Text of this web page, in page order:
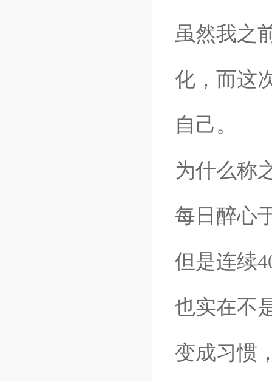
虽然我之
化，而这
自己。
为什么称
每日醉心
但是连续
也实在不
变成习惯